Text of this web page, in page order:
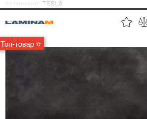
Коллекция:TESLA
Страна-производитель:Испания
УЗНАТЬ СВОЮ СКИДКУ %
КУПИТЬ
Топ-товар ⭐